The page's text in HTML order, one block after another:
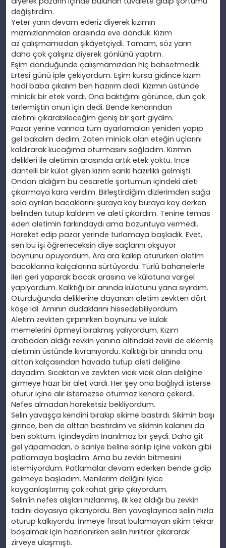
değiştirdim.
Yeter yarın devam ederiz diyerek kızımın
mızmızlanmaları arasında eve döndük. Kızım
az çalışmamızdan şikâyetçiydi. Tamam, söz yarın
daha çok çalışırız diyerek gönlünü yaptım.
Eşim döndüğünde çalışmamızdan hiç bahsetmedik.
Ertesi günü iple çekiyordum. Eşim kursa gidince kızım
hadi baba çıkalım ben hazırım dedi. Kızımın üstünde
minicik bir etek vardı. Ona baktığımı görünce, dün çok
terlemiştin onun için dedi. Bende kenarından
aletimi çıkarabileceğim geniş bir şort giydim.
Pazar yerine varınca tüm ayarlamaları yeniden yapıp
gel bakalım dedim. Zaten minicik olan eteğin uçlarını
kaldırarak kucağıma oturmasını sağladım. Kızımın
delikleri ile aletimin arasında artık etek yoktu. İnce
dantelli bir külot giyen kızım sanki hazırlıklı gelmişti.
Ondan aldığım bu cesaretle şortumun içindeki aleti
çıkarmaya kara verdim. Birleştirdiğim dizlerimden sağa
sola ayrılan bacaklarını şuraya koy buraya koy derken
belinden tutup kaldırım ve aleti çıkardım. Tenine temas
eden aletimin farkındaydı ama bozuntuya vermedi.
Hareket edip pazar yerinde turlamaya başladık. Evet,
sen bu işi öğreneceksin diye saçlarını okşuyor
boynunu öpüyordum. Ara ara kalkıp otururken aletim
bacaklarına kalçalarına sürtüyordu. Türlü bahanelerle
ileri geri yaparak bacak arasına ve külotuna vargel
yapıyordum. Kalktığı bir anında külotunu yana sıyırdım.
Oturduğunda deliklerine dayanan aletim zevkten dört
köşe idi. Amının dudaklarını hissedebiliyordum.
Aletim zevkten çırpınırken boynunu ve kulak
memelerini öpmeyi bırakmış yalıyordum. Kızım
arabadan aldığı zevkin yanına altındaki zevki de eklemiş
aletimin üstünde kıvranıyordu. Kalktığı bir anında onu
alttan kalçasından havada tutup aleti deliğine
dayadım. Sıcaktan ve zevkten vıcık vıcık olan deliğine
girmeye hazır bir alet vardı. Her şey ona bağlıydı isterse
oturur içine alır istemezse oturmaz kenara çekerdi.
Nefes almadan hareketsiz bekliyordum.
Selin yavaşça kendini bırakıp sikime bastırdı. Sikimin başı
girince, ben de alttan bastırdım ve sikimin kalanını da
ben soktum. İçindeydim İnanılmaz bir şeydi. Daha git
gel yapamadan, o saniye beline sarılıp içine volkan gibi
patlamaya başladım. Ama bu zevkin bitmesini
istemiyordum. Patlamalar devam ederken bende gidip
gelmeye başladım. Menilerim deliğini iyice
kayganlaştırmış çok rahat girip çıkıyordum.
Selin’in nefes alışları hızlanmış, ilk kez aldığı bu zevkin
tadını doyasıya çıkarıyordu. Ben yavaşlayınca selin hızla
oturup kalkıyordu. İnmeye fırsat bulamayan sikim tekrar
boşalmak için hazırlanırken selin hırıltılar çıkararak
zirveye ulaşmıştı.